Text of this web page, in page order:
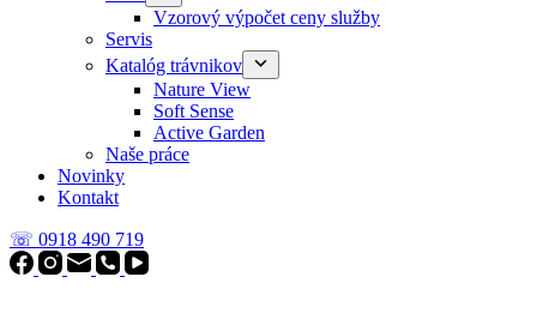
Vzorový výpočet ceny služby
Servis
Katalóg trávnikov
Nature View
Soft Sense
Active Garden
Naše práce
Novinky
Kontakt
☏ 0918 490 719